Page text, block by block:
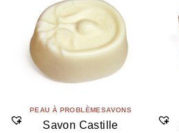
PEAU À PROBLÈMESAVONS
Savon Castille